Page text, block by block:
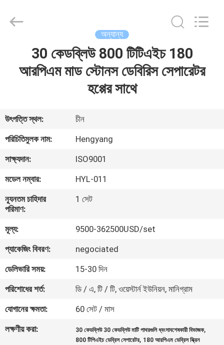
আমাদের
সম্পর্কে
কারখানা
ভ্রমণ
নিয়ন্ত্রণ
যোগাযোগ
করুন
খবর
Industrial
অন্যান্য
30 কেডব্লিউ 800 টিটিএইচ 180
আরপিএম মাড স্টোনস ডেবিরিস সেপারেটর
হপ্পের সাথে
উৎপত্তি স্থল:
চীন
পরিচিতিমুলক নাম:
Hengyang
সাক্ষ্যদান:
ISO9001
মডেল নম্বার:
HYL-011
ন্যূনতম চাহিদার
পরিমাণ:
1 সেট
মূল্য:
9500-362500USD/set
প্যাকেজিং বিবরণ:
negociated
ডেলিভারি সময়:
15-30 দিন
পরিশোধের শর্ত:
ডি / এ, টি / টি, ওয়েস্টার্ন ইউনিয়ন, মানিগ্রাম
যোগানের ক্ষমতা:
60 সেট / মাস
লক্ষণীয় করা:
30 কেডব্লিউ 30 কেডব্লিউ মাটি পাথরগুলি ধ্বংসাবশেষকারী বিভাজক,
800 টিপিএইচ ডেব্রিস সেপারেটর, 180 আরপিএম ডেব্রিস স্ক্রিন